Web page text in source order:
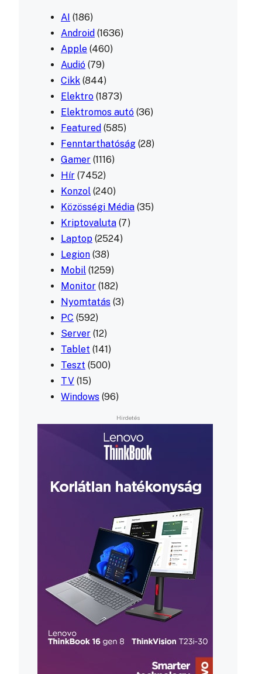
AI (186)
Android (1636)
Apple (460)
Audió (79)
Cikk (844)
Elektro (1873)
Elektromos autó (36)
Featured (585)
Fenntarthatóság (28)
Gamer (1116)
Hír (7452)
Konzol (240)
Közösségi Média (35)
Kriptovaluta (7)
Laptop (2524)
Legion (38)
Mobil (1259)
Monitor (182)
Nyomtatás (3)
PC (592)
Server (12)
Tablet (141)
Teszt (500)
TV (15)
Windows (96)